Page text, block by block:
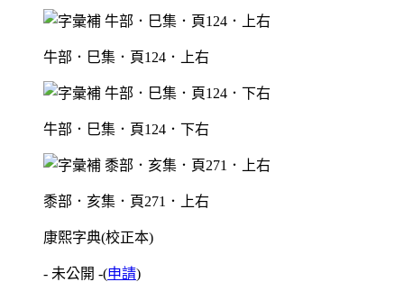
牛部．巳集．頁124．上右
牛部．巳集．頁124．下右
黍部．亥集．頁271．上右
康熙字典(校正本)
- 未公開 -(申請)